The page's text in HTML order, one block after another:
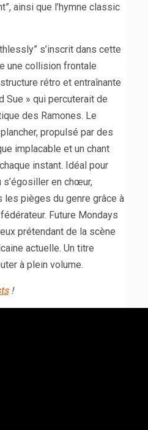
ainsi que l’hymne classic
s’inscrit dans cette
une collision frontale
rétro et entraînante
Sue » qui percuterait de
des Ramones. Le
propulsé par des
implacable et un chant
instant. Idéal pour
en chœur,
les pièges du genre grâce à
Future Mondays
prétendant de la scène
actuelle. Un titre
à plein volume.
!